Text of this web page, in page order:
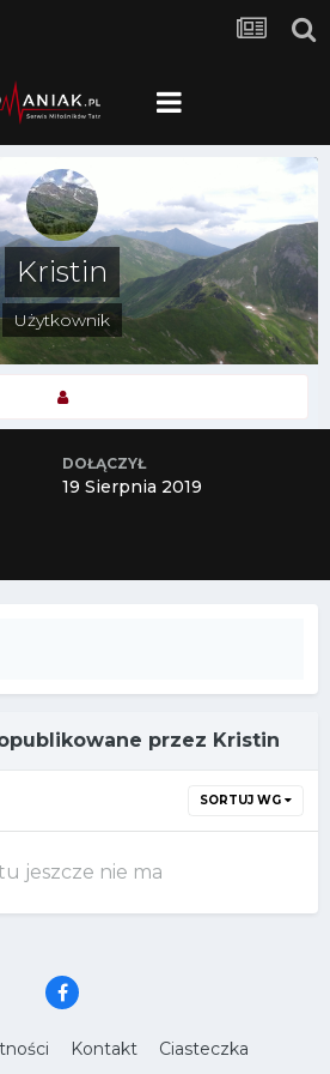
Kristin
Użytkownik
DOŁĄCZYŁ
19 Sierpnia 2019
przez Kristin
SORTUJ WG
jeszcze nie ma
Kontakt Ciasteczka